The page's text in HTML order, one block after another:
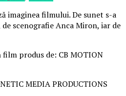
imaginea filmului. De sunet s-a
scenografie Anca Miron, iar de
film produs de: CB MOTION
MEDIA PRODUCTIONS